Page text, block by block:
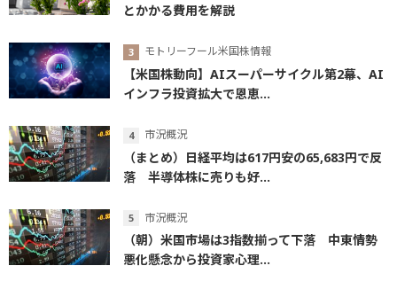
とかかる費用を解説
モトリーフール米国株情報
【米国株動向】AIスーパーサイクル第2幕、AI
インフラ投資拡大で恩恵...
市況概況
（まとめ）日経平均は617円安の65,683円で反
落 半導体株に売りも好...
市況概況
（朝）米国市場は3指数揃って下落 中東情勢
悪化懸念から投資家心理...